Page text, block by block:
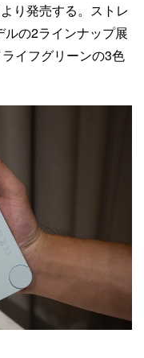
り発売する。ストレ
の2ラインナップ展
イフグリーンの3色